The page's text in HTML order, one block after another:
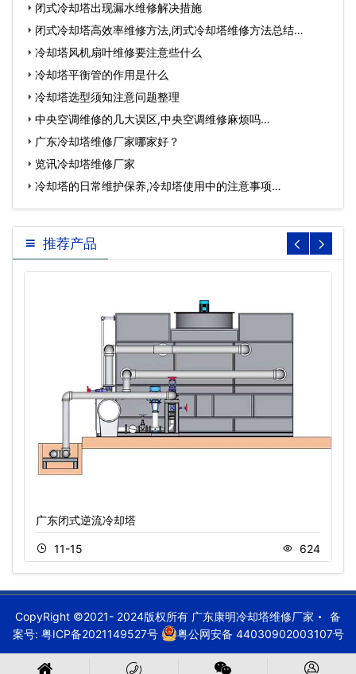
闭式冷却塔出现漏水维修解决措施
闭式冷却塔高效率维修方法,闭式冷却塔维修方法总结…
冷却塔风机扇叶维修要注意些什么
冷却塔平衡管的作用是什么
冷却塔选型须知注意问题整理
中央空调维修的几大误区,中央空调维修麻烦吗…
广东冷却塔维修厂家哪家好？
览讯冷却塔维修厂家
冷却塔的日常维护保养,冷却塔使用中的注意事项…
推荐产品
广东闭式逆流冷却塔
11-15 624
CopyRight ©2021- 2024版权所有 广东康明冷却塔维修厂家
备
案号: 粤ICP备2021149527号 粤公网安备 44030902003107号